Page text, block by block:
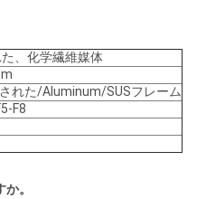
、化学繊維媒体
れた/Aluminum/SUSフレーム
F8
。